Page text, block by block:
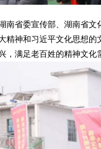
省委宣传部、湖南省文
精神和习近平文化思想的
，满足老百姓的精神文化